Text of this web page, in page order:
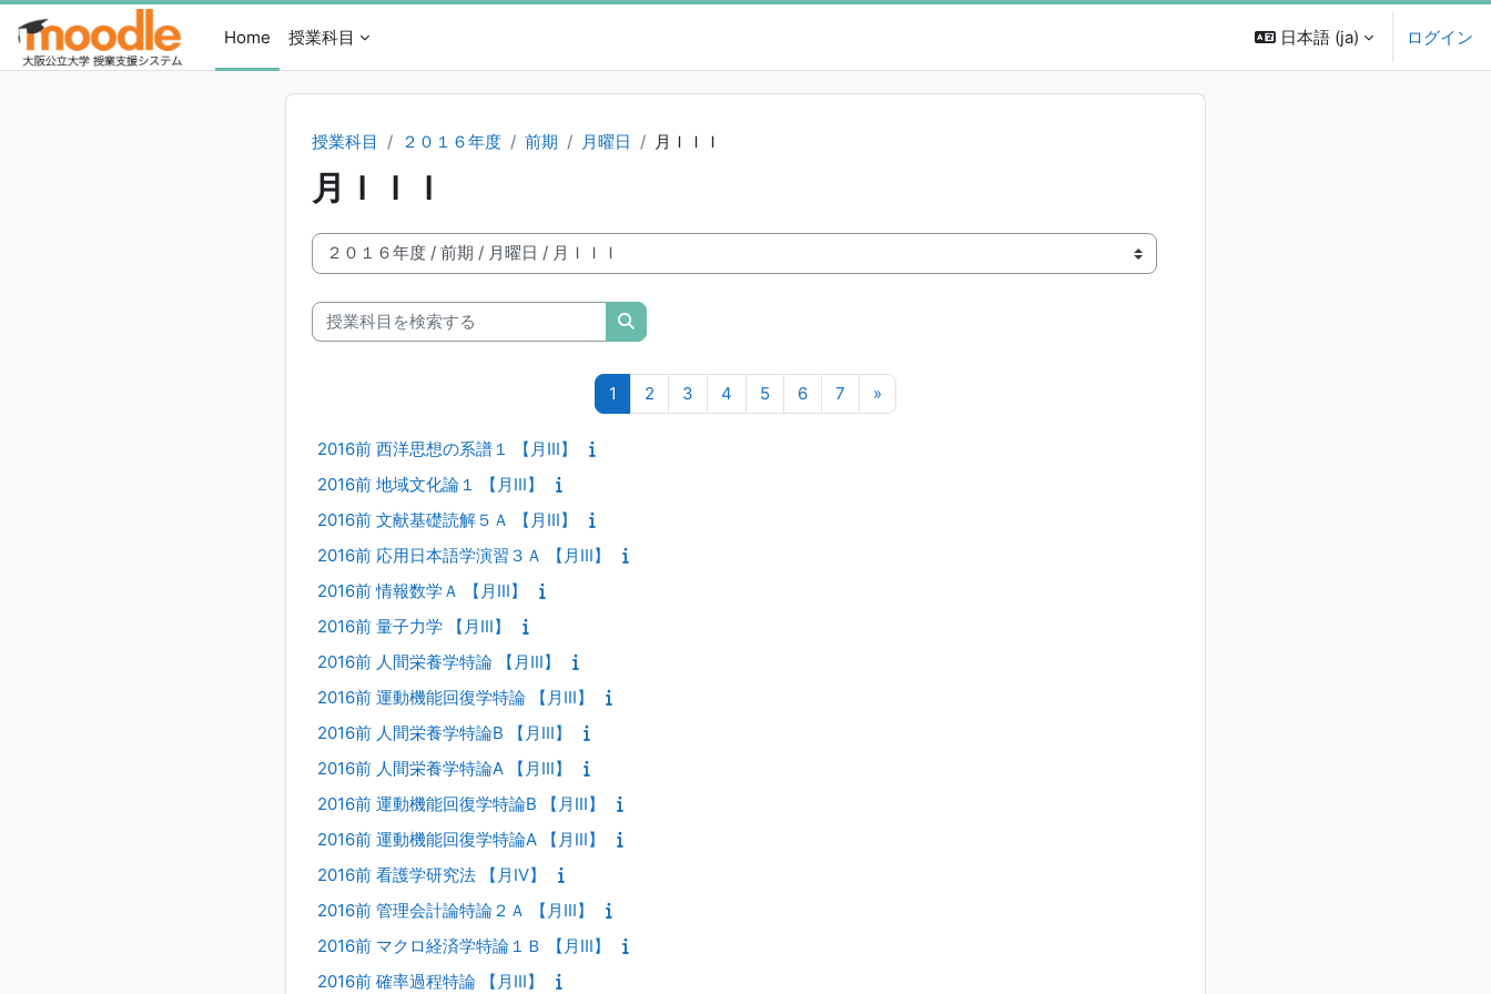
メインコンテンツへスキップする
Home
授業科目 日本語 ‎(ja)‎ ログイン
授業科目 ２０１６年度 前期 月曜日 月ＩＩＩ
月ＩＩＩ
授業科目カテゴリ
授業科目を検索する
授業科目を検索する
1 ページ 1
2 ページ 2
3 ページ 3
4 ページ 4
5 ページ 5
6ページ 6
7 ページ 7
»
2016前 西洋思想の系譜１ 【月III】
2016前 地域文化論１ 【月III】
2016前 文献基礎読解５Ａ 【月III】
2016前 応用日本語学演習３Ａ 【月III】
2016前 情報数学Ａ 【月III】
2016前 量子力学 【月III】
2016前 人間栄養学特論 【月III】
2016前 運動機能回復学特論 【月III】
2016前 人間栄養学特論B 【月III】
2016前 人間栄養学特論A 【月III】
2016前 運動機能回復学特論B 【月III】
2016前 運動機能回復学特論A 【月III】
2016前 看護学研究法 【月IV】
2016前 管理会計論特論２Ａ 【月III】
2016前 マクロ経済学特論１Ｂ 【月III】
2016前 確率過程特論 【月III】